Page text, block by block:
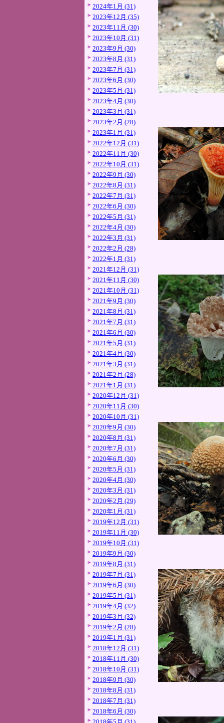
2024年1月 (31)
2023年12月 (35)
2023年11月 (30)
2023年10月 (31)
2023年9月 (30)
2023年8月 (31)
2023年7月 (31)
2023年6月 (30)
2023年5月 (31)
2023年4月 (30)
2023年3月 (31)
2023年2月 (28)
2023年1月 (31)
2022年12月 (31)
2022年11月 (30)
2022年10月 (31)
2022年9月 (30)
2022年8月 (31)
2022年7月 (31)
2022年6月 (30)
2022年5月 (31)
2022年4月 (30)
2022年3月 (31)
2022年2月 (28)
2022年1月 (31)
2021年12月 (31)
2021年11月 (30)
2021年10月 (31)
2021年9月 (30)
2021年8月 (31)
2021年7月 (31)
2021年6月 (30)
2021年5月 (31)
2021年4月 (30)
2021年3月 (31)
2021年2月 (28)
2021年1月 (31)
2020年12月 (31)
2020年11月 (30)
2020年10月 (31)
2020年9月 (30)
2020年8月 (31)
2020年7月 (31)
2020年6月 (30)
2020年5月 (31)
2020年4月 (30)
2020年3月 (31)
2020年2月 (29)
2020年1月 (31)
2019年12月 (31)
2019年11月 (30)
2019年10月 (31)
2019年9月 (30)
2019年8月 (31)
2019年7月 (31)
2019年6月 (30)
2019年5月 (31)
2019年4月 (32)
2019年3月 (32)
2019年2月 (28)
2019年1月 (31)
2018年12月 (31)
2018年11月 (30)
2018年10月 (31)
2018年9月 (30)
2018年8月 (31)
2018年7月 (31)
2018年6月 (30)